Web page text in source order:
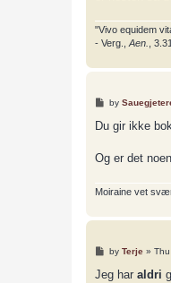
"Vivo equidem
- Verg., Aen. ,
P
s
by
Du gir ikke
Og er det
Moiraine vet
P
s
by Terje»
Jeg har aldri